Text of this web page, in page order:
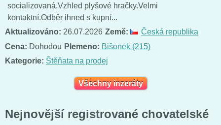
socializovaná.Vzhled plyšové hračky.Velmi
kontaktní.Odběr ihned s kupní...
Aktualizováno: 26.07.2026 Země:
Česká republika
Cena: Dohodou Plemeno: Bišonek (215)
Kategorie: Štěňata na prodej
Všechny inzeráty
Nejnovější registrované chovatelské